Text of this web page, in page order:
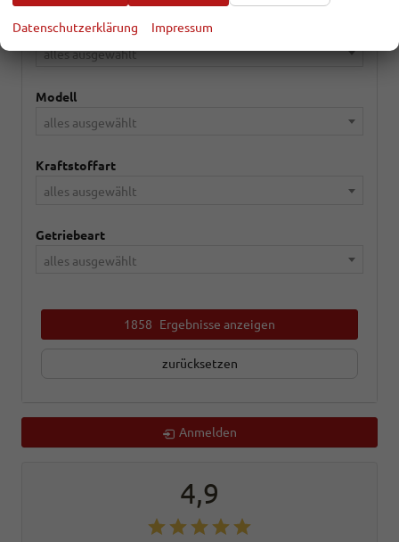
Marke
alles ausgewählt
Modell
alles ausgewählt
Kraftstoffart
alles ausgewählt
Getriebeart
alles ausgewählt
1858 Ergebnisse anzeigen
zurücksetzen
Anmelden
4,9
Datenschutzerklärung Impressum